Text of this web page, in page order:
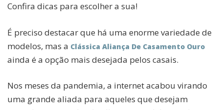
Confira dicas para escolher a sua!
É preciso destacar que há uma enorme variedade de
modelos, mas a Clássica Aliança De Casamento Ouro
ainda é a opção mais desejada pelos casais.
Nos meses da pandemia, a internet acabou virando
uma grande aliada para aqueles que desejam